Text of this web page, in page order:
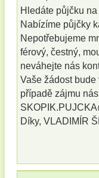
Hledáte půjčku
Nabízíme půjčky
Nepotřebujeme
férový, čestný,
neváhejte nás
Vaše žádost
případě zájmu
Díky, VLADIMÍR